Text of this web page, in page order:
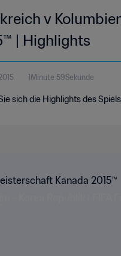
v
| Highlights
1Minute 59Sekunde
sich die Highlights des
Kanada 2015™